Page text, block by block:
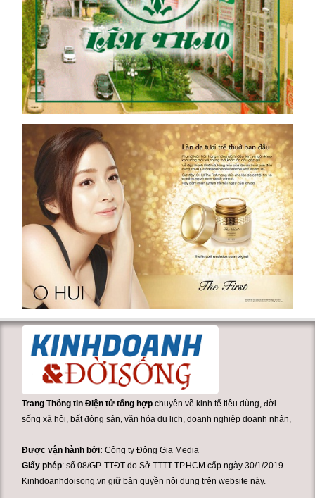
Trang Thông tin Điện tử tổng hợp chuyên về kinh tế tiêu dùng, đời
sống xã hội, bất động sản, văn hóa du lịch, doanh nghiệp doanh nhân,
...
Được vận hành bởi:Công ty Đông Gia Media
Giấy phép: số 08/GP-TTĐT do Sở TTTT TP.HCM cấp ngày 30/1/2019
Kinhdoanhdoisong.vn giữ bản quyền nội dung trên website này.